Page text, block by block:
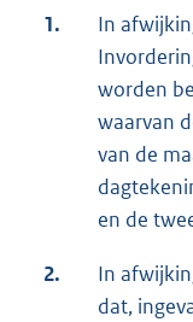
1.
In
worden
waarvan
van de
en de
2.
In
dat,